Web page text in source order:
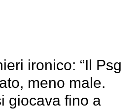
ironico: “Il Psg
meno male.
giocava fino a